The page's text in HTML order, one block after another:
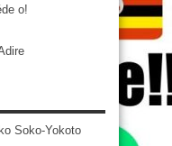
o!
Soko-Yokoto